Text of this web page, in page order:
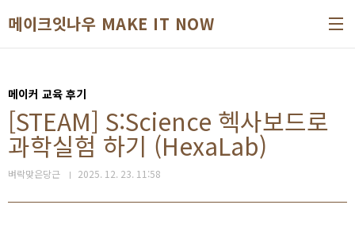
메이크잇나우 MAKE IT NOW
메이커 교육 후기
[STEAM] S:Science 헥사보드로
과학실험 하기 (HexaLab)
벼락맞은당근 2025. 12. 23. 11:58